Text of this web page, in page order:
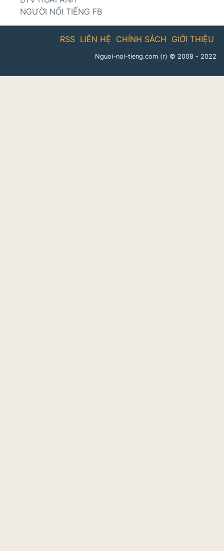
NGƯỜI NỔI TIẾNG FB
GIỚI THIỆU
CHÍNH SÁCH
LIÊN HỆ
RSS
Nguoi-noi-tieng.com (r) © 2008 - 2022